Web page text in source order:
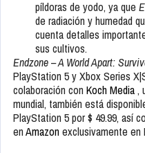
píldoras de yodo, ya que
de radiación y humedad
cuenta detalles
sus cultivos.
Endzone – A World Apart:
PlayStation 5 y Xbox Series
colaboración con Koch Media,
mundial, también está
PlayStation 5 por $ 49.99, así
enAmazonexclusivamente en